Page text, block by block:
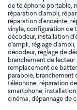
de téléphone portable,
réparation d'ampli,
réparation d'enceinte,
vinyle, configuration de
décodeur, installation
d'ampli, réglage
décodeur, réglage de
branchement de
remplacement de
parabole, branchement
téléphone, réparation
smartphone,
cinéma, dépannage de